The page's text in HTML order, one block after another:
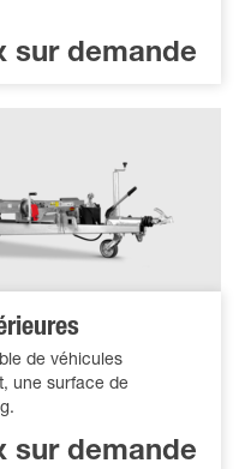
sur demande
de véhicules
une surface de
sur demande